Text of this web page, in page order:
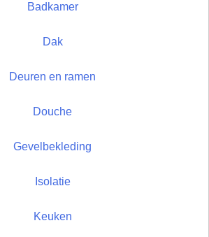
Badkamer
Dak
Deuren en ramen
Douche
Gevelbekleding
Isolatie
Keuken